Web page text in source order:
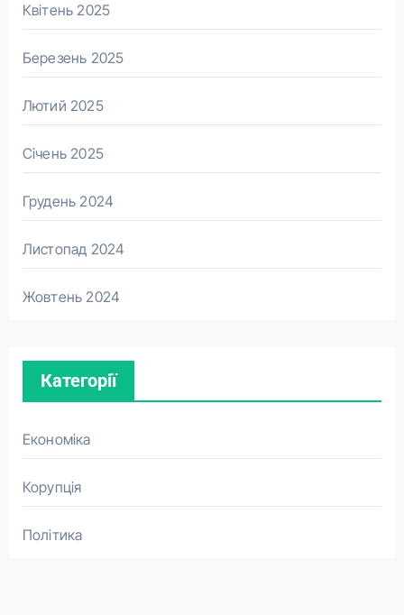
Квітень 2025
Березень 2025
Лютий 2025
Січень 2025
Грудень 2024
Листопад 2024
Жовтень 2024
Категорії
Економіка
Корупція
Політика